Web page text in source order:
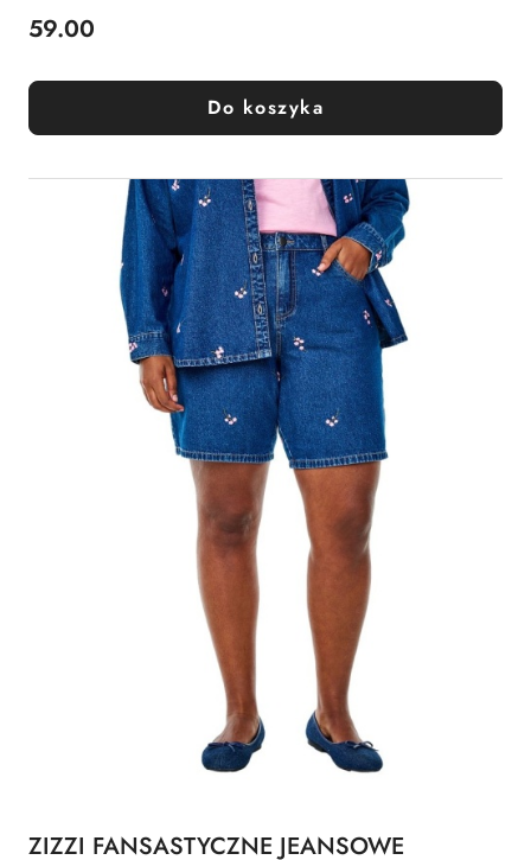
Cena:
59.00
Do koszyka
ZIZZI FANSASTYCZNE JEANSOWE